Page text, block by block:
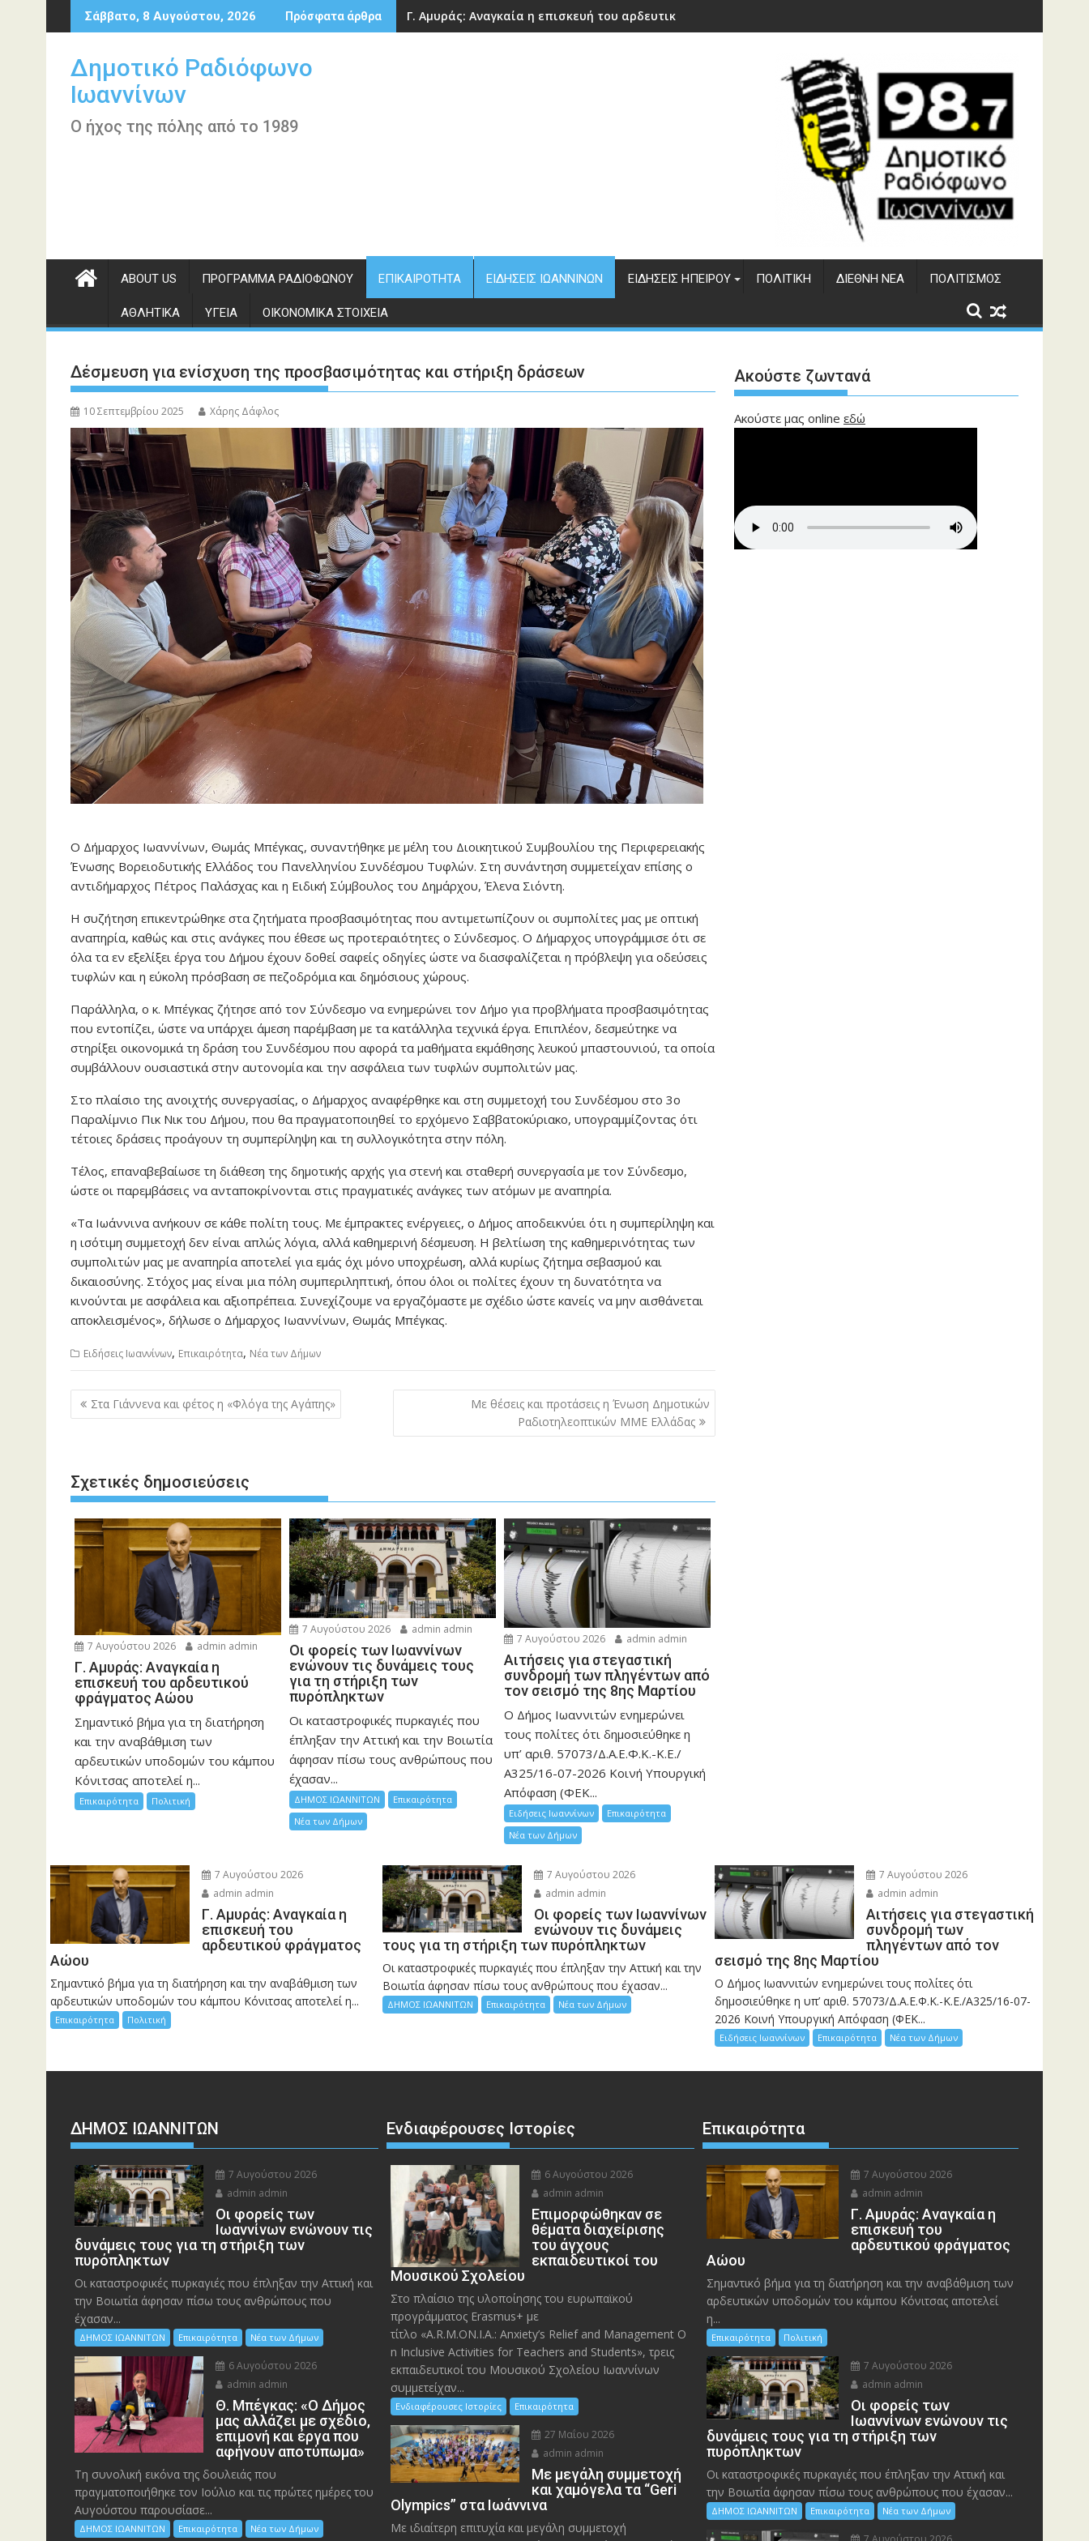
Περάστε
στο
Σάββατο, 8 Αυγούστου, 2026 Πρόσφατα άρθρα Γ. Αμυράς: Αναγκαία η επισκευή του αρδευτικού φράγματος Αώου
Δημοτικό Ραδιόφωνο
Ιωαννίνων
Ο ήχος της πόλης από το 1989
ABOUT US ΠΡΌΓΡΑΜΜΑ ΡΑΔΙΟΦΏΝΟΥ ΕΠΙΚΑΙΡΌΤΗΤΑ ΕΙΔΉΣΕΙΣ ΙΩΑΝΝΊΝΩΝ ΕΙΔΉΣΕΙΣ ΗΠΕΊΡΟΥ ΠΟΛΙΤΙΚΉ ΔΙΕΘΝΉ ΝΈΑ ΠΟΛΙΤΙΣΜΌΣ
ΑΘΛΗΤΙΚΆ ΥΓΕΊΑ ΟΙΚΟΝΟΜΙΚΆ ΣΤΟΙΧΕΊΑ
Δέσμευση για ενίσχυση της προσβασιμότητας και στήριξη δράσεων
10 Σεπτεμβρίου 2025 Χάρης Δάφλος
Ο Δήμαρχος Ιωαννίνων, Θωμάς Μπέγκας, συναντήθηκε με μέλη του Διοικητικού Συμβουλίου της Περιφερειακής
Ένωσης Βορειοδυτικής Ελλάδος του Πανελληνίου Συνδέσμου Τυφλών. Στη συνάντηση συμμετείχαν επίσης ο
αντιδήμαρχος Πέτρος Παλάσχας και η Ειδική Σύμβουλος του Δημάρχου, Έλενα Σιόντη.
Η συζήτηση επικεντρώθηκε στα ζητήματα προσβασιμότητας που αντιμετωπίζουν οι συμπολίτες μας με οπτική
αναπηρία, καθώς και στις ανάγκες που έθεσε ως προτεραιότητες ο Σύνδεσμος. Ο Δήμαρχος υπογράμμισε ότι σε
όλα τα εν εξελίξει έργα του Δήμου έχουν δοθεί σαφείς οδηγίες ώστε να διασφαλίζεται η πρόβλεψη για οδεύσεις
τυφλών και η εύκολη πρόσβαση σε πεζοδρόμια και δημόσιους χώρους.
Παράλληλα, ο κ. Μπέγκας ζήτησε από τον Σύνδεσμο να ενημερώνει τον Δήμο για προβλήματα προσβασιμότητας
που εντοπίζει, ώστε να υπάρχει άμεση παρέμβαση με τα κατάλληλα τεχνικά έργα. Επιπλέον, δεσμεύτηκε να
στηρίξει οικονομικά τη δράση του Συνδέσμου που αφορά τα μαθήματα εκμάθησης λευκού μπαστουνιού, τα οποία
συμβάλλουν ουσιαστικά στην αυτονομία και την ασφάλεια των τυφλών συμπολιτών μας.
Στο πλαίσιο της ανοιχτής συνεργασίας, ο Δήμαρχος αναφέρθηκε και στη συμμετοχή του Συνδέσμου στο 3ο
Παραλίμνιο Πικ Νικ του Δήμου, που θα πραγματοποιηθεί το ερχόμενο Σαββατοκύριακο, υπογραμμίζοντας ότι
τέτοιες δράσεις προάγουν τη συμπερίληψη και τη συλλογικότητα στην πόλη.
Τέλος, επαναβεβαίωσε τη διάθεση της δημοτικής αρχής για στενή και σταθερή συνεργασία με τον Σύνδεσμο,
ώστε οι παρεμβάσεις να ανταποκρίνονται στις πραγματικές ανάγκες των ατόμων με αναπηρία.
«Τα Ιωάννινα ανήκουν σε κάθε πολίτη τους. Με έμπρακτες ενέργειες, ο Δήμος αποδεικνύει ότι η συμπερίληψη και
η ισότιμη συμμετοχή δεν είναι απλώς λόγια, αλλά καθημερινή δέσμευση. Η βελτίωση της καθημερινότητας των
συμπολιτών μας με αναπηρία αποτελεί για εμάς όχι μόνο υποχρέωση, αλλά κυρίως ζήτημα σεβασμού και
δικαιοσύνης. Στόχος μας είναι μια πόλη συμπεριληπτική, όπου όλοι οι πολίτες έχουν τη δυνατότητα να
κινούνται με ασφάλεια και αξιοπρέπεια. Συνεχίζουμε να εργαζόμαστε με σχέδιο ώστε κανείς να μην αισθάνεται
αποκλεισμένος», δήλωσε ο Δήμαρχος Ιωαννίνων, Θωμάς Μπέγκας.
Ειδήσεις Ιωαννίνων, Επικαιρότητα, Νέα των Δήμων
Πλοήγηση
άρθρων
Στα Γιάννενα και φέτος η «Φλόγα της Αγάπης»
Με θέσεις και προτάσεις η Ένωση Δημοτικών
Ραδιοτηλεοπτικών ΜΜΕ Ελλάδας
Σχετικές δημοσιεύσεις
7 Αυγούστου 2026 admin admin
Γ. Αμυράς: Αναγκαία η
επισκευή του αρδευτικού
φράγματος Αώου
Σημαντικό βήμα για τη διατήρηση
και την αναβάθμιση των
αρδευτικών υποδομών του κάμπου
Κόνιτσας αποτελεί η...
Επικαιρότητα Πολιτική
7 Αυγούστου 2026 admin admin
Οι φορείς των Ιωαννίνων
ενώνουν τις δυνάμεις τους
για τη στήριξη των
πυρόπληκτων
Οι καταστροφικές πυρκαγιές που
έπληξαν την Αττική και την Bοιωτία
άφησαν πίσω τους ανθρώπους που
έχασαν...
ΔΗΜΟΣ ΙΩΑΝΝΙΤΩΝ
Επικαιρότητα
Νέα των Δήμων
7 Αυγούστου 2026 admin admin
Αιτήσεις για στεγαστική
συνδρομή των πληγέντων από
τον σεισμό της 8ης Μαρτίου
Ο Δήμος Ιωαννιτών ενημερώνει
τους πολίτες ότι δημοσιεύθηκε η
υπ’ αριθ. 57073/Δ.Α.Ε.Φ.Κ.-Κ.Ε./
Α325/16-07-2026 Κοινή Υπουργική
Απόφαση (ΦΕΚ...
Ειδήσεις Ιωαννίνων
Επικαιρότητα
Νέα των Δήμων
Ακούστε ζωντανά
Ακούστε μας online εδώ
7 Αυγούστου 2026
admin admin
Γ. Αμυράς: Αναγκαία η
επισκευή του
αρδευτικού φράγματος
Αώου
Σημαντικό βήμα για τη διατήρηση και την αναβάθμιση των
αρδευτικών υποδομών του κάμπου Κόνιτσας αποτελεί η...
Επικαιρότητα Πολιτική
7 Αυγούστου 2026
admin admin
Οι φορείς των Ιωαννίνων
ενώνουν τις δυνάμεις
τους για τη στήριξη των πυρόπληκτων
Οι καταστροφικές πυρκαγιές που έπληξαν την Αττική και την
Bοιωτία άφησαν πίσω τους ανθρώπους που έχασαν...
ΔΗΜΟΣ ΙΩΑΝΝΙΤΩΝ Επικαιρότητα Νέα των Δήμων
7 Αυγούστου 2026
admin admin
Αιτήσεις για στεγαστική
συνδρομή των
πληγέντων από τον
σεισμό της 8ης Μαρτίου
Ο Δήμος Ιωαννιτών ενημερώνει τους πολίτες ότι
δημοσιεύθηκε η υπ’ αριθ. 57073/Δ.Α.Ε.Φ.Κ.-Κ.Ε./Α325/16-07-
2026 Κοινή Υπουργική Απόφαση (ΦΕΚ...
Ειδήσεις Ιωαννίνων Επικαιρότητα Νέα των Δήμων
ΔΗΜΟΣ ΙΩΑΝΝΙΤΩΝ
7 Αυγούστου 2026
admin admin
Οι φορείς των
Ιωαννίνων ενώνουν τις
δυνάμεις τους για τη στήριξη των
πυρόπληκτων
Οι καταστροφικές πυρκαγιές που έπληξαν την Αττική και
την Bοιωτία άφησαν πίσω τους ανθρώπους που
έχασαν...
ΔΗΜΟΣ ΙΩΑΝΝΙΤΩΝ Επικαιρότητα Νέα των Δήμων
6 Αυγούστου 2026
admin admin
Θ. Μπέγκας: «Ο Δήμος
μας αλλάζει με σχέδιο,
επιμονή και έργα που
αφήνουν αποτύπωμα»
Τη συνολική εικόνα της δουλειάς που
πραγματοποιήθηκε τον Ιούλιο και τις πρώτες ημέρες του
Αυγούστου παρουσίασε...
ΔΗΜΟΣ ΙΩΑΝΝΙΤΩΝ Επικαιρότητα Νέα των Δήμων
Ενδιαφέρουσες Ιστορίες
6 Αυγούστου 2026
admin admin
Eπιμορφώθηκαν σε
θέματα διαχείρισης
του άγχους
εκπαιδευτικοί του
Μουσικού Σχολείου
Στο πλαίσιο της υλοποίησης του ευρωπαϊκού
προγράμματος Erasmus+ με
τίτλο «A.R.M.ON.I.A.: Anxiety’s Relief and Management O
n Inclusive Activities for Teachers and Students», τρεις
εκπαιδευτικοί του Μουσικού Σχολείου Ιωαννίνων
συμμετείχαν...
Ενδιαφέρουσες Ιστορίες Επικαιρότητα
27 Μαΐου 2026
admin admin
Με μεγάλη συμμετοχή
και χαμόγελα τα “Geri
Olympics” στα Ιωάννινα
Με ιδιαίτερη επιτυχία και μεγάλη συμμετοχή
Επικαιρότητα
7 Αυγούστου 2026
admin admin
Γ. Αμυράς: Αναγκαία η
επισκευή του
αρδευτικού φράγματος
Αώου
Σημαντικό βήμα για τη διατήρηση και την αναβάθμιση των
αρδευτικών υποδομών του κάμπου Κόνιτσας αποτελεί
η...
Επικαιρότητα Πολιτική
7 Αυγούστου 2026
admin admin
Οι φορείς των
Ιωαννίνων ενώνουν τις
δυνάμεις τους για τη στήριξη των
πυρόπληκτων
Οι καταστροφικές πυρκαγιές που έπληξαν την Αττική και
την Bοιωτία άφησαν πίσω τους ανθρώπους που έχασαν...
ΔΗΜΟΣ ΙΩΑΝΝΙΤΩΝ Επικαιρότητα Νέα των Δήμων